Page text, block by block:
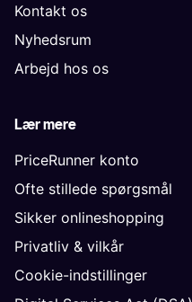
Kontakt os
Nyhedsrum
Arbejd hos os
Lær mere
PriceRunner konto
Ofte stillede spørgsmål
Sikker onlineshopping
Privatliv & vilkår
Cookie-indstillinger